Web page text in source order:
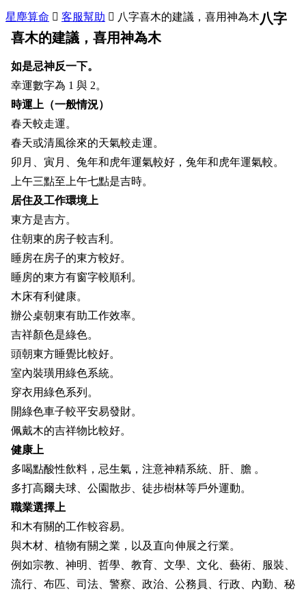
星塵算命  客服幫助  八字喜木的建議，喜用神為木 八字
喜木的建議，喜用神為木
如是忌神反一下。
幸運數字為 1 與 2。
時運上 （一般情況）
春天較走運。
春天或清風徐來的天氣較走運。
卯月、寅月、兔年和虎年運氣較好， 兔年和虎年運氣較。
上午三點至上午七點是吉時。
居住及工作環境上
東方是吉方。
住朝東的房子較吉利。
睡房在房子的東方較好。
睡房的東方有窗字較順利。
木床有利健康。
辦公桌朝東有助工作效率。
吉祥顏色是綠色。
頭朝東方睡覺比較好。
室內裝璜用綠色系統。
穿衣用綠色系列。
開綠色車子較平安易發財。
佩戴木的吉祥物比較好。
健康上
多喝點酸性飲料，忌生氣，注意神精系統、肝、膽 。
多打高爾夫球、公園散步、徒步樹林等戶外運動。
職業選擇上
和木有關的工作較容易。
與木材、植物有關之業，以及直向伸展之行業。
例如宗教、神明、哲學、教育、文學、文化、藝術、服裝、
流行、布匹、司法、警察、政治、公務員、行政、內勤、秘